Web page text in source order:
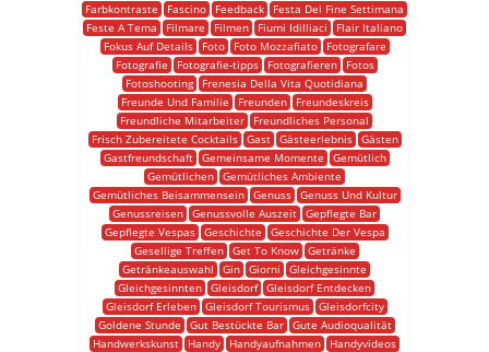
Farbkontraste
Fascino Feedback
Festa Del Fine Settimana
Feste A Tema
Filmare Filmen Fiumi Idilliaci
Flair Italiano
Fokus Auf Details
Foto Foto Mozzafiato
Fotografare
Fotografie
Fotografie-tipps Fotografieren
Fotos
Fotoshooting
Frenesia Della Vita Quotidiana
Freunde Und Familie
Freunden
Freundeskreis
Freundliche Mitarbeiter
Freundliches Personal
Frisch Zubereitete Cocktails
Gast Gästeerlebnis
Gästen
Gastfreundschaft
Gemeinsame Momente
Gemütlich
Gemütlichen Gemütliches Ambiente
Gemütliches Beisammensein
Genuss
Genuss Und Kultur
Genussreisen Genussvolle Auszeit Gepflegte Bar
Gepflegte Vespas
Geschichte
Geschichte Der Vespa
Gesellige Treffen
Get To Know
Getränke
Getränkeauswahl
Gin Giorni
Gleichgesinnte
Gleichgesinnten Gleisdorf Gleisdorf Entdecken
Gleisdorf Erleben
Gleisdorf Tourismus
Gleisdorfcity
Goldene Stunde
Gut Bestückte Bar
Gute Audioqualität
Handwerkskunst
Handy Handyaufnahmen
Handyvideos